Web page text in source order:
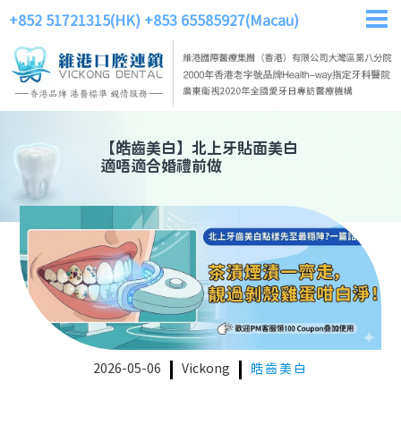
+852 51721315(HK) +853 65585927(Macau)
【皓齒美白】 北上牙貼面美白
適唔適合婚禮前做
2026-05-06 Vickong 皓齒美白